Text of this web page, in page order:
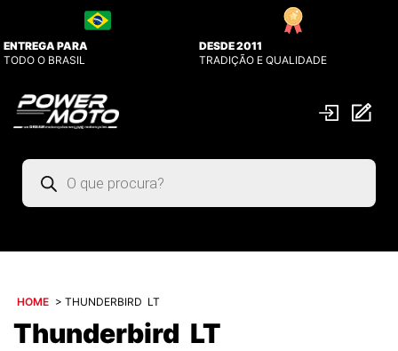
ENTREGA PARA
TODO O BRASIL
DESDE 2011
TRADIÇÃO E QUALIDADE
Pesquisar
produtos
HOME > THUNDERBIRD LT
Thunderbird LT